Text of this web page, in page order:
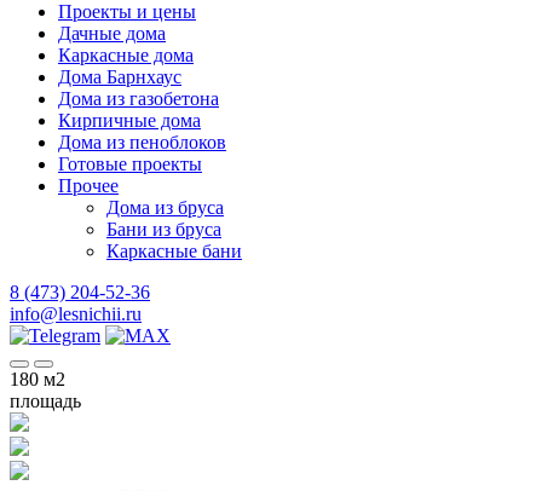
Проекты и цены
Дачные дома
Каркасные дома
Дома Барнхаус
Дома из газобетона
Кирпичные дома
Дома из пеноблоков
Готовые проекты
Прочее
Дома из бруса
Бани из бруса
Каркасные бани
8 (473) 204-52-36
info@lesnichii.ru
180 м2
площадь